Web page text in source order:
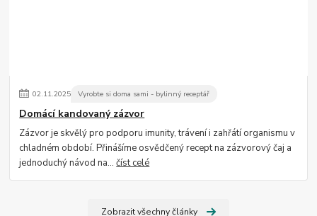
02.11.2025 Vyrobte si doma sami - bylinný receptář
Domácí kandovaný zázvor
Zázvor je skvělý pro podporu imunity, trávení i zahřátí organismu v
chladném období. Přinášíme osvědčený recept na zázvorový čaj a
jednoduchý návod na...číst celé
Zobrazit všechny články